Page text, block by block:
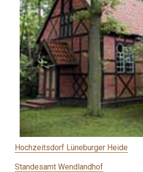
Hochzeitsdorf Lüneburger Heide
Standesamt Wendlandhof